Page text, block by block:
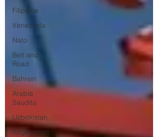
Filippine
Venezuela
Nato
Belt and
Road
Bahrein
Arabia
Saudita
Uzbekistan
Kirghizistan